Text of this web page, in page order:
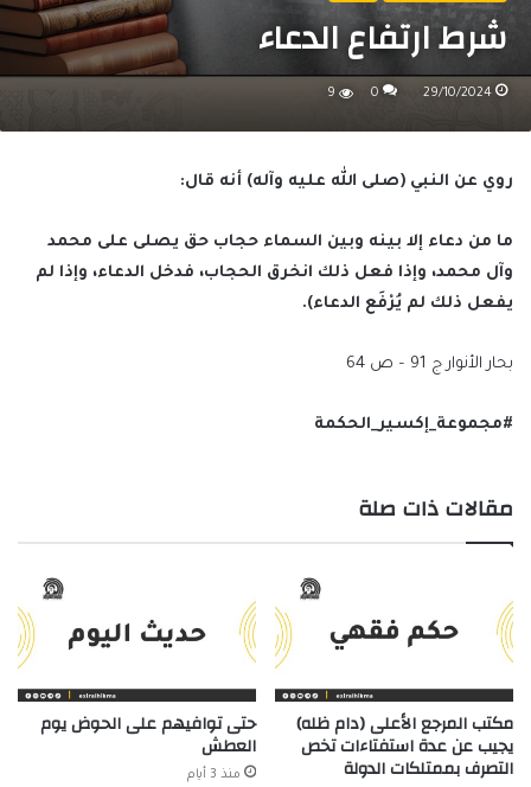
شرط ارتفاع الدعاء
29/10/2024
0
9
روي عن النبي (صلى الله عليه وآله) أنه قال:
ما من دعاء إلا بينه وبين السماء حجاب حق يصلى على محمد
وآل محمد، وإذا فعل ذلك انخرق الحجاب، فدخل الدعاء، وإذا لم
يفعل ذلك لم يُرْفَع الدعاء).
بحار الأنوار ج 91 – ص 64
#مجموعة_إكسير_الحكمة
مقالات ذات صلة
مكتب المرجع الأعلى (دام ظله)
يجيب عن عدة استفتاءات تخص
التصرف بممتلكات الدولة
حتى توافيهم على الحوض يوم
العطش
منذ 3 أيام